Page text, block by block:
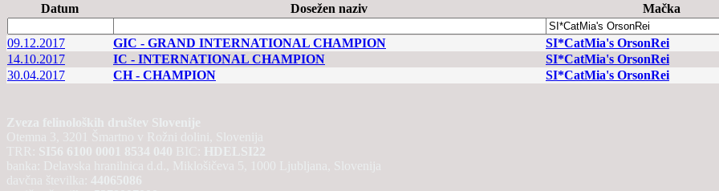
Datum Dosežen naziv Mačka
09.12.2017 GIC - GRAND INTERNATIONAL CHAMPION
SI*CatMia's OrsonRei
14.10.2017
IC - INTERNATIONAL CHAMPION
SI*CatMia's OrsonRei
30.04.2017
CH - CHAMPION SI*CatMia's OrsonRei